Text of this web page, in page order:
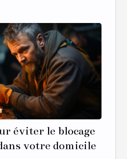
éviter le blocage
votre domicile